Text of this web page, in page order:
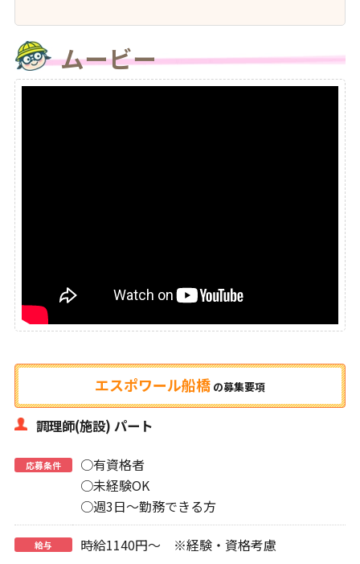
ムービー
エスポワール船橋 の募集要項
調理師(施設) パート
応募条件
○有資格者
○未経験OK
○週3日～勤務できる方
給与 時給1140円～ ※経験・資格考慮